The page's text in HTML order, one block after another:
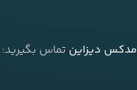
مدکس دیزاین تماس بگیرید: